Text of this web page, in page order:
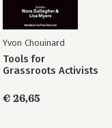
Yvon Chouinard
Tools for
Grassroots Activists
€ 26,65